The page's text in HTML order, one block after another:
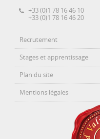
+33 (0)1 78 16 46 10
+33 (0)1 78 16 46 20
Recrutement
Stages et apprentissage
Plan du site
Mentions légales